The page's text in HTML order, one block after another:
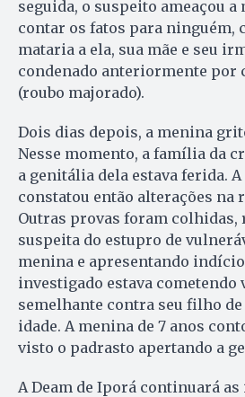
seguida, o suspeito ameaçou a
contar os fatos para ninguém,
mataria a ela, sua mãe e seu
condenado anteriormente por
(roubo majorado).
Dois dias depois, a menina
Nesse momento, a família da
a genitália dela estava ferida.
constatou então alterações na
Outras provas foram colhidas,
suspeita do estupro de
menina e apresentando
investigado estava cometendo
semelhante contra seu filho de
idade. A menina de 7 anos
visto o padrasto apertando a
A Deam de Iporá continuará